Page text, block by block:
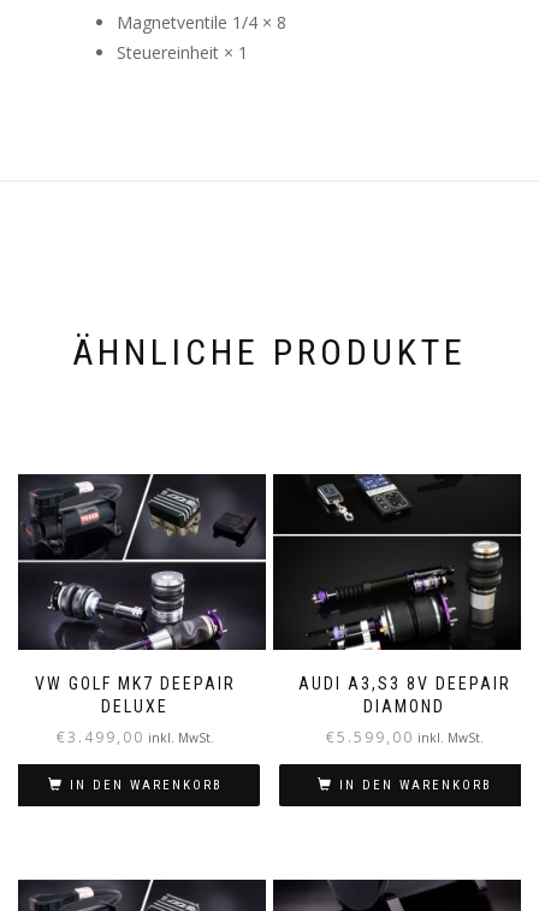
Magnetventile 1/4 × 8
Steuereinheit × 1
ÄHNLICHE PRODUKTE
VW GOLF MK7 DEEPAIR
DELUXE
€3.499,00 inkl. MwSt.
IN DEN WARENKORB
AUDI A3,S3 8V DEEPAIR
DIAMOND
€5.599,00 inkl. MwSt.
IN DEN WARENKORB